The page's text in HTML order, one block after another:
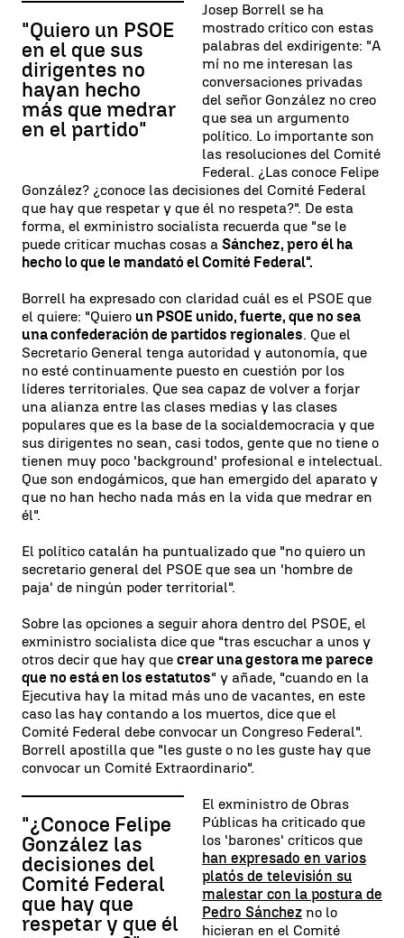
"Quiero un PSOE
en el que sus
dirigentes no
hayan hecho
más que medrar
en el partido"
Josep Borrell se ha
mostrado crítico con estas
palabras del exdirigente: "A
mí no me interesan las
conversaciones privadas
del señor González no creo
que sea un argumento
político. Lo importante son
las resoluciones del Comité
Federal. ¿Las conoce Felipe
González? ¿conoce las decisiones del Comité Federal
que hay que respetar y que él no respeta?". De esta
forma, el exministro socialista recuerda que "se le
puede criticar muchas cosas a Sánchez, pero él ha
hecho lo que le mandató el Comité Federal".
Borrell ha expresado con claridad cuál es el PSOE que
el quiere: "Quiero un PSOE unido, fuerte, que no sea
una confederación de partidos regionales. Que el
Secretario General tenga autoridad y autonomía, que
no esté continuamente puesto en cuestión por los
líderes territoriales. Que sea capaz de volver a forjar
una alianza entre las clases medias y las clases
populares que es la base de la socialdemocracia y que
sus dirigentes no sean, casi todos, gente que no tiene o
tienen muy poco 'background' profesional e intelectual.
Que son endogámicos, que han emergido del aparato y
que no han hecho nada más en la vida que medrar en
él".
El político catalán ha puntualizado que "no quiero un
secretario general del PSOE que sea un 'hombre de
paja' de ningún poder territorial".
Sobre las opciones a seguir ahora dentro del PSOE, el
exministro socialista dice que "tras escuchar a unos y
otros decir que hay que crear una gestora me parece
que no está en los estatutos" y añade, "cuando en la
Ejecutiva hay la mitad más uno de vacantes, en este
caso las hay contando a los muertos, dice que el
Comité Federal debe convocar un Congreso Federal".
Borrell apostilla que "les guste o no les guste hay que
convocar un Comité Extraordinario".
"¿Conoce Felipe
González las
decisiones del
Comité Federal
que hay que
respetar y que él
El exministro de Obras
Públicas ha criticado que
los 'barones' críticos que
han expresado en varios
platós de televisión su
malestar con la postura de
Pedro Sánchez no lo
hicieran en el Comité